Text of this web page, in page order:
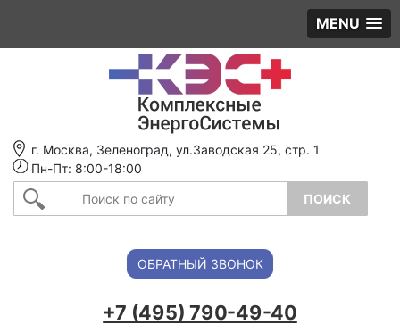
MENU
г. Москва, Зеленоград, ул.Заводская 25, стр. 1
Пн-Пт: 8:00-18:00
+7 (495) 790-49-40
ОБРАТНЫЙ ЗВОНОК